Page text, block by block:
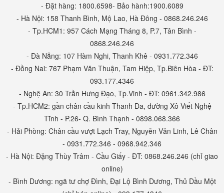
- Đặt hàng: 1800.6598- Bảo hành:1900.6089
- Hà Nội: 158 Thanh Bình, Mộ Lao, Hà Đông - 0868.246.246
- Tp.HCM1: 957 Cách Mạng Tháng 8, P.7, Tân Bình -
0868.246.246
- Đà Nẵng: 107 Hàm Nghi, Thanh Khê - 0931.772.346
- Đồng Nai: 767 Phạm Văn Thuận, Tam Hiệp, Tp.Biên Hòa - ĐT:
093.177.4346
- Nghệ An: 30 Trần Hưng Đạo, Tp.Vinh - ĐT: 0961.342.986
- Tp.HCM2: gần chân cầu kinh Thanh Đa, đường Xô Viết Nghệ
Tĩnh - P.26- Q. Bình Thạnh - 0898.068.366
- Hải Phòng: Chân cầu vượt Lạch Tray, Nguyễn Văn Linh, Lê Chân
- 0931.772.346 - 0968.942.346
- Hà Nội: Đặng Thùy Trâm - Cầu Giấy - ĐT: 0868.246.246 (chỉ giao
online)
- Bình Dương: ngã tư chợ Đình, Đại Lộ Bình Dương, Thủ Dầu Một